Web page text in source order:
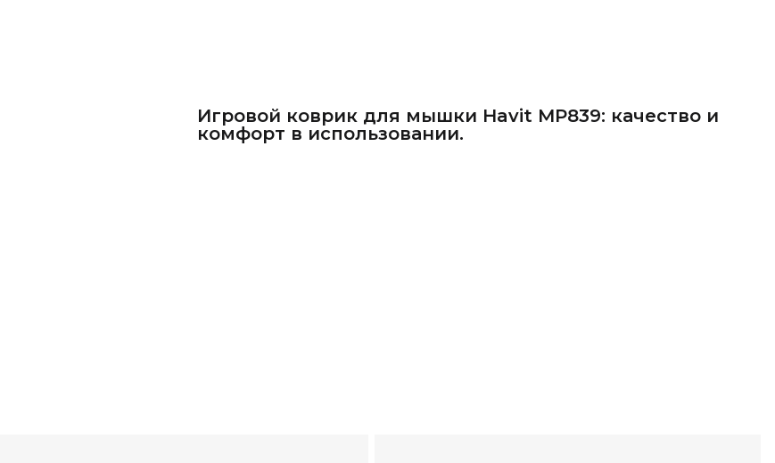
Игровой коврик для мышки Havit MP839: качество и
комфорт в использовании.